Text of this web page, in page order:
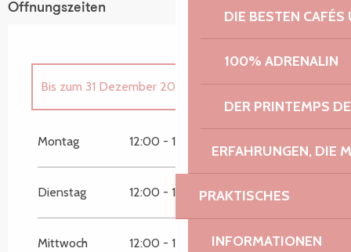
DIE BESTEN
100% ADRENALIN
DER PRINTEMPS
ERFAHRUNGEN, DIE
PRAKTISCHES
INFORMATIONEN
Öffnungszeiten
30 April 2026
31 Mai 2026
vom1 Juni 2026bis zum14 Juni 2026
Bis zum 31 Dezember 2026
Montag 12:00 - 14:00
Dienstag 12:00 - 14:00 19:00 - 21:00
Mittwoch 12:00 - 14:00 19:00 - 21:00